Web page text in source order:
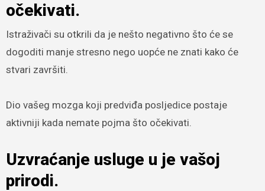
očekivati.
Istraživači su otkrili da je nešto negativno što će se
dogoditi manje stresno nego uopće ne znati kako će
stvari završiti.
Dio vašeg mozga koji predviđa posljedice postaje
aktivniji kada nemate pojma što očekivati.
Uzvraćanje usluge u je vašoj
prirodi.